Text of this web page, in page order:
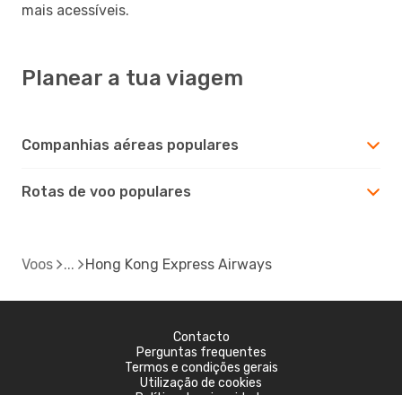
mais acessíveis.
Planear a tua viagem
Companhias aéreas populares
Rotas de voo populares
Voos Hong Kong Express Airways
Contacto
Perguntas frequentes
Termos e condições gerais
Utilização de cookies